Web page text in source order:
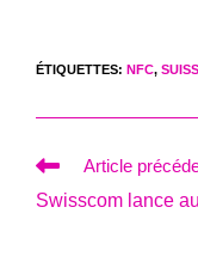
ÉTIQUETTES: NFC,
Read
articles
Article
Swisscom lance